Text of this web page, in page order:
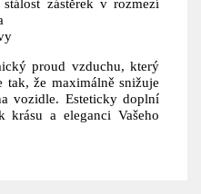
proud vzduchu, který
tak, že maximálně snižuje
vozidle. Esteticky doplní
a eleganci Vašeho